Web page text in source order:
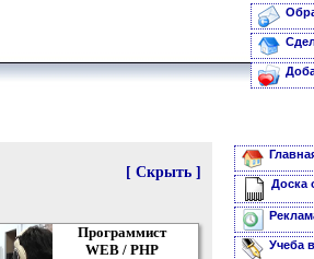
[ Скрыть ]
Программист
WEB / PHP
Доска
Учеба